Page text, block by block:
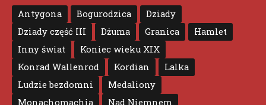
Antygona Bogurodzica
Dziady
Dziady część III
Dżuma Granica
Hamlet
Inny świat
Koniec wieku XIX
Konrad Wallenrod
Kordian
Lalka
Ludzie bezdomni
Medaliony
Monachomachia
Nad Niemnem